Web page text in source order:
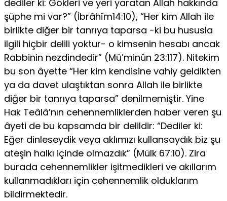
dediler ki: Gökleri ve yeri yaratan Allah hakkında
şüphe mi var?” (İbrâhîm14:10), “Her kim Allah ile
birlikte diğer bir tanrıya taparsa -ki bu hususla
ilgili hiçbir delili yoktur- o kimsenin hesabı ancak
Rabbinin nezdindedir” (Mü’minûn 23:117). Nitekim
bu son âyette “Her kim kendisine vahiy geldikten
ya da davet ulaştıktan sonra Allah ile birlikte
diğer bir tanrıya taparsa” denilmemiştir. Yine
Hak Teâlâ’nın cehennemliklerden haber veren şu
âyeti de bu kapsamda bir delil­dir: “Dediler ki:
Eğer dinleseydik veya aklımızı kullansaydık biz şu
ateşin halkı içinde olmazdık” (Mülk 67:10). Zira
burada cehennemlikler işitmedikleri ve akıl­larım
kullanmadıkları için cehennemlik olduklarım
bildirmektedir.